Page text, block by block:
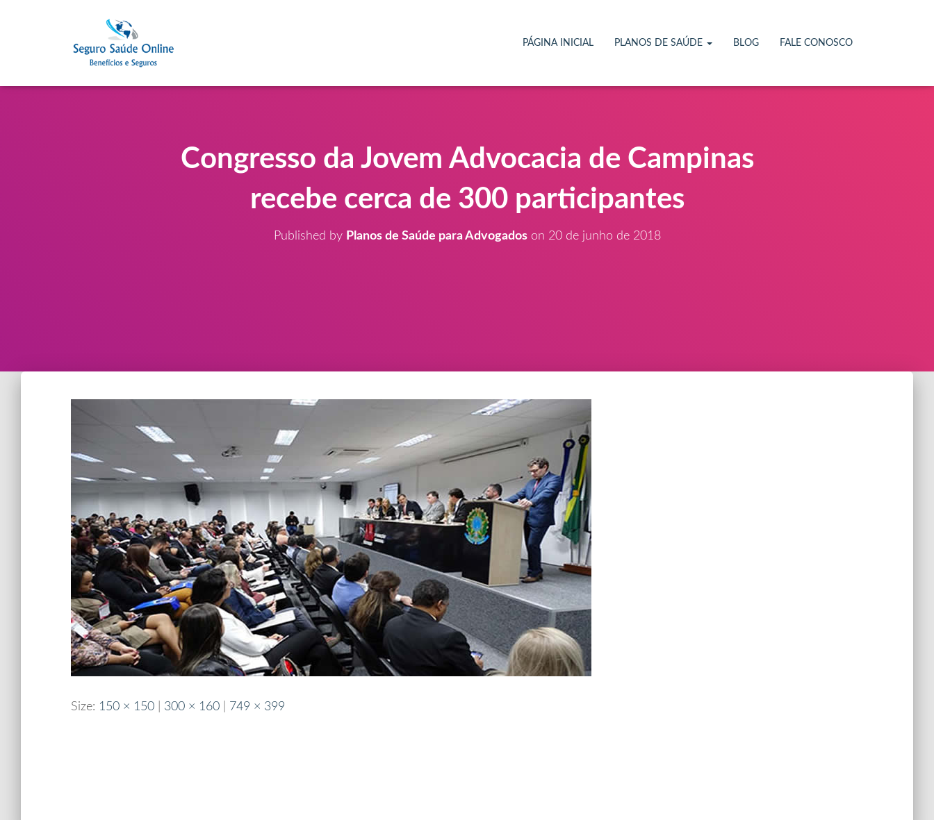
PÁGINA INICIAL PLANOS DE SAÚDE BLOG FALE CONOSCO
Congresso da Jovem Advocacia de Campinas
recebe cerca de 300 participantes
Published by Planos de Saúde para Advogadoson 20 de junho de 2018
Size: 150 × 150 300 × 160 749 × 399